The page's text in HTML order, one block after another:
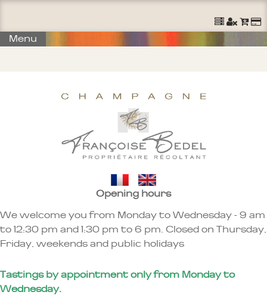
Menu
Opening hours
We welcome you from Monday to Wednesday - 9 am
to 12:30 pm and 1:30 pm to 6 pm. Closed on Thursday,
Friday, weekends and public holidays
Tastings by appointment only from Monday to
Wednesday.